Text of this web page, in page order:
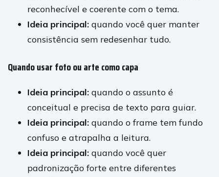
reconhecível e coerente com o tema.
Ideia principal: quando você quer manter
consistência sem redesenhar tudo.
Quando usar foto ou arte como capa
Ideia principal: quando o assunto é
conceitual e precisa de texto para guiar.
Ideia principal: quando o frame tem fundo
confuso e atrapalha a leitura.
Ideia principal: quando você quer
padronização forte entre diferentes